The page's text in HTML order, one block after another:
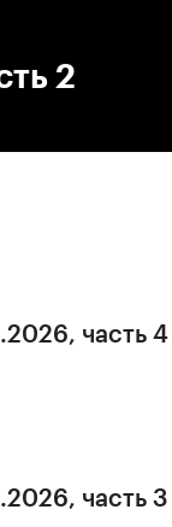
2
часть 4
часть 3